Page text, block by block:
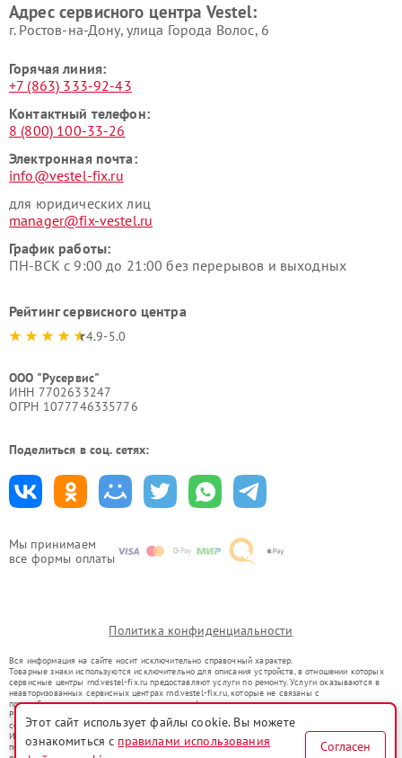
Мы принимаем
все формы оплаты
Адрес сервисного центра Vestel:
г. Ростов-на-Дону, улица Города Волос, 6
Горячая линия:
+7 (863) 333-92-43
Контактный телефон:
8 (800) 100-33-26
Электронная почта:
info@vestel-fix.ru
для юридических лиц
manager@fix-vestel.ru
График работы:
ПН-ВСК с 9:00 до 21:00 без перерывов и выходных
Рейтинг сервисного центра
4.9-5.0
ООО "Русервис"
ИНН 7702633247
ОГРН 1077746335776
Поделиться в соц. сетях:
Политика конфиденциальности
Вся информация на сайте носит исключительно справочный характер.
Товарные знаки используются исключительно для описания устройств, в отношении которых
сервисные центры rnd.vestel-fix.ru предоставляют услуги по ремонту. Услуги оказываются в
неавторизованных сервисных центрах rnd.vestel-fix.ru, которые не связаны с
правообладателями товарных знаков или их официальными представителями.
Ремонт осуществляется для устройств, уже введенных в гражданский оборот в соответствии
со статьей 1487 ГК РФ.
Использование товарных знаков не преследует цели индивидуализации услуг или введения
потребителей в заблуждение, а служит для информирования о предоставляемых услугах по
Этот сайт использует файлы cookie. Вы можете
ознакомиться с правилами использования
Согласен